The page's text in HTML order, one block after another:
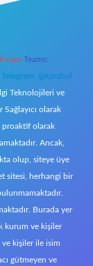
Teams:
Telegram: @karabul
Teknolojileri ve
olarak
proaktif olarak
Ancak,
olup, siteye üye
sitesi, herhangi bir
Burada yer
kurum ve kişiler
ve kişiler ile isim
gütmeyen ve